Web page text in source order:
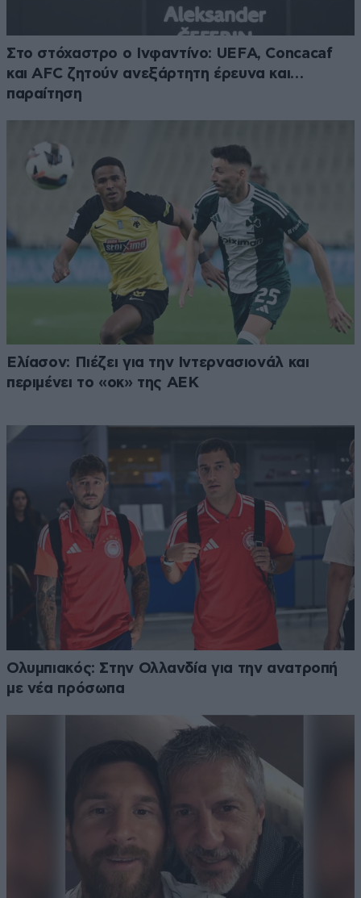
Στο στόχαστρο ο Ινφαντίνο: UEFA, Concacaf
και AFC ζητούν ανεξάρτητη έρευνα και…
παραίτηση
Ελίασον: Πιέζει για την Ιντερνασιονάλ και
περιμένει το «οκ» της ΑΕΚ
Ολυμπιακός: Στην Ολλανδία για την ανατροπή
με νέα πρόσωπα